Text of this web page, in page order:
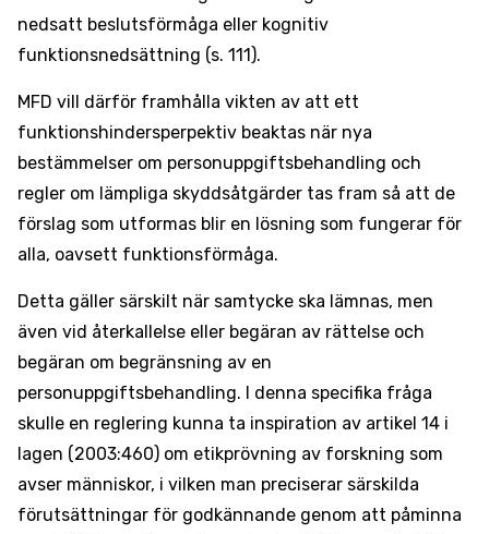
nedsatt beslutsförmåga eller kognitiv
funktionsnedsättning (s. 111).
MFD vill därför framhålla vikten av att ett
funktionshindersperpektiv beaktas när nya
bestämmelser om personuppgiftsbehandling och
regler om lämpliga skyddsåtgärder tas fram så att de
förslag som utformas blir en lösning som fungerar för
alla, oavsett funktionsförmåga.
Detta gäller särskilt när samtycke ska lämnas, men
även vid återkallelse eller begäran av rättelse och
begäran om begränsning av en
personuppgiftsbehandling. I denna specifika fråga
skulle en reglering kunna ta inspiration av artikel 14 i
lagen (2003:460) om etikprövning av forskning som
avser människor, i vilken man preciserar särskilda
förutsättningar för godkännande genom att påminna